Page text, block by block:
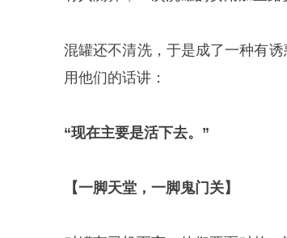
混罐还不清洗，于是成了一种有
用他们的话讲：
“现在主要是活下去。”
【一脚天堂，一脚鬼门关】